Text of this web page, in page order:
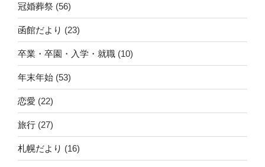
冠婚葬祭 (56)
函館だより (23)
卒業・卒園・入学・就職 (10)
年末年始 (53)
恋愛 (22)
旅行 (27)
札幌だより (16)